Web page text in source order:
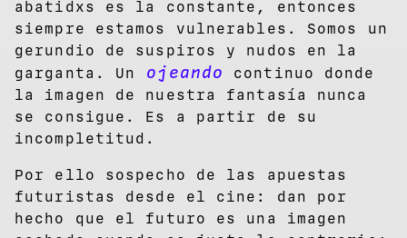
abatidxs es la constante, entonces
siempre estamos vulnerables. Somos un
gerundio de suspiros y nudos en la
garganta. Un
ojeando
continuo donde
la imagen de nuestra fantasía nunca
se consigue. Es a partir de su
incompletitud.
Por ello sospecho de las apuestas
futuristas desde el cine: dan por
hecho que el futuro es una imagen